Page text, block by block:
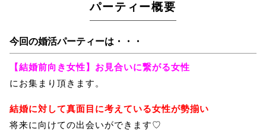
パーティー概要
今回の婚活パーティーは・・・
【結婚前向き女性】お見合いに繋がる女性
にお集まり頂きます。
結婚に対して真面目に考えている女性が勢揃い
将来に向けての出会いができます♡